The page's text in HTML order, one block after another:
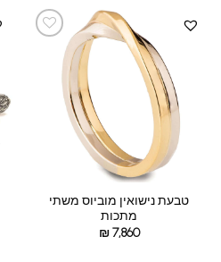
טבעת נישואין מוביוס משתי
מתכות
₪7,860